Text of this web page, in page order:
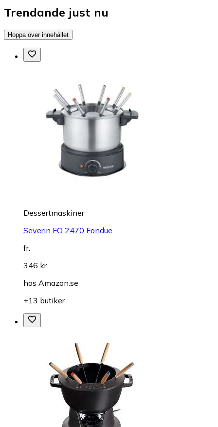
Trendande just nu
Hoppa över innehållet
Dessertmaskiner
Severin FO 2470 Fondue
fr.
346 kr
hos Amazon.se
+13 butiker